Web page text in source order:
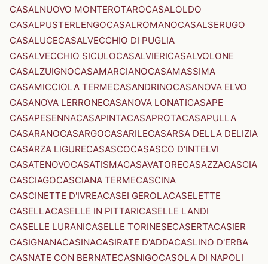
CASALNUOVO MONTEROTAROCASALOLDO
CASALPUSTERLENGOCASALROMANOCASALSERUGO
CASALUCECASALVECCHIO DI PUGLIA
CASALVECCHIO SICULOCASALVIERICASALVOLONE
CASALZUIGNOCASAMARCIANOCASAMASSIMA
CASAMICCIOLA TERMECASANDRINOCASANOVA ELVO
CASANOVA LERRONECASANOVA LONATICASAPE
CASAPESENNACASAPINTACASAPROTACASAPULLA
CASARANOCASARGOCASARILECASARSA DELLA DELIZIA
CASARZA LIGURECASASCOCASASCO D'INTELVI
CASATENOVOCASATISMACASAVATORECASAZZACASCIA
CASCIAGOCASCIANA TERMECASCINA
CASCINETTE D'IVREACASEI GEROLACASELETTE
CASELLACASELLE IN PITTARICASELLE LANDI
CASELLE LURANICASELLE TORINESECASERTACASIER
CASIGNANACASINACASIRATE D'ADDACASLINO D'ERBA
CASNATE CON BERNATECASNIGOCASOLA DI NAPOLI